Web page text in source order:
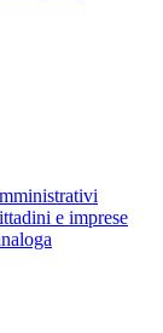
e imprese